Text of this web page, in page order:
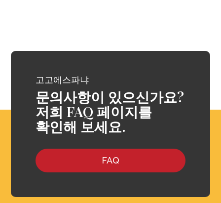
고고에스파냐
문의사항이 있으신가요?
저희 FAQ 페이지를
확인해 보세요.
FAQ